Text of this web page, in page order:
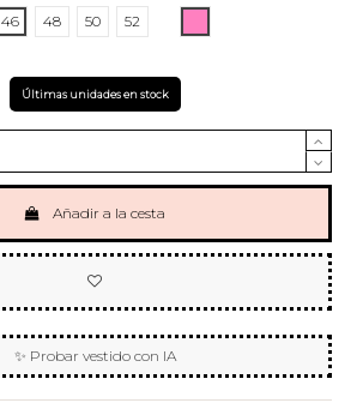
46 48 50 52
Últimas unidades en stock
Añadir a la cesta
✨ Probar vestido con IA